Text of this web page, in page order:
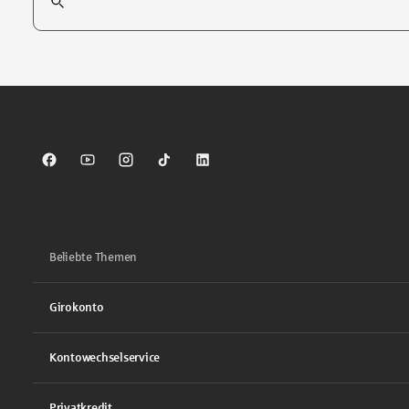
Sparkasse auf Facebook
Sparkasse auf Youtube
Sparkasse auf Instagram
Sparkasse auf TikTok
Sparkasse auf LinkedIn
Beliebte Themen
Girokonto
Kontowechselservice